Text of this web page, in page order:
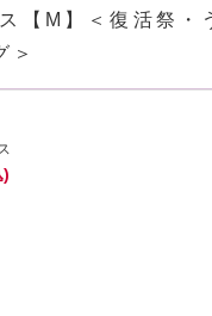
【M】＜復活祭
＞
)